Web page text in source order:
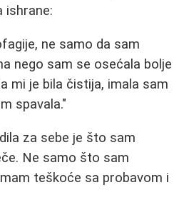
ishrane:
ne samo da sam
nego sam se osećala bolje
mi je bila čistija, imala sam
spavala."
za sebe je što sam
Ne samo što sam
teškoće sa probavom i